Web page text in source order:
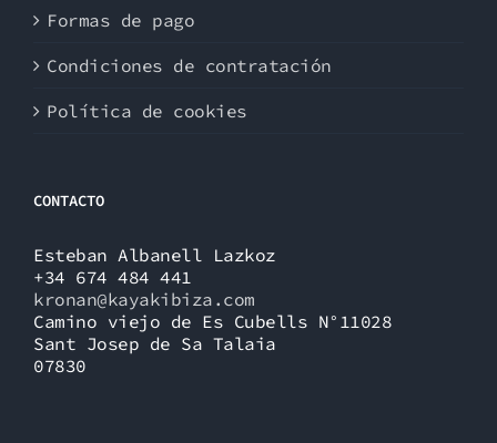
Formas de pago
Condiciones de contratación
Política de cookies
CONTACTO
Esteban Albanell Lazkoz
+34 674 484 441
kronan@kayakibiza.com
Camino viejo de Es Cubells N°11028
Sant Josep de Sa Talaia
07830